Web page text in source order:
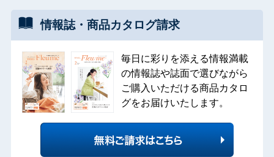
情報誌・ 商品カタログ請求
毎日に彩りを添える情報満載
の情報誌や誌面で選びながら
ご購入いただける商品カタロ
グをお届けいたします。